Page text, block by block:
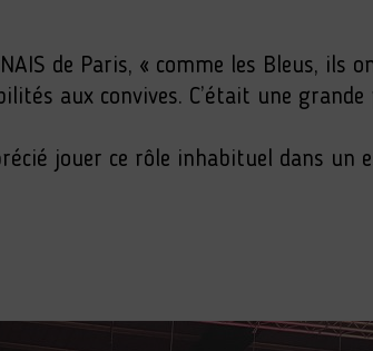
de Paris, « comme les Bleus,
aux convives. C’était une
jouer ce rôle inhabituel dans un